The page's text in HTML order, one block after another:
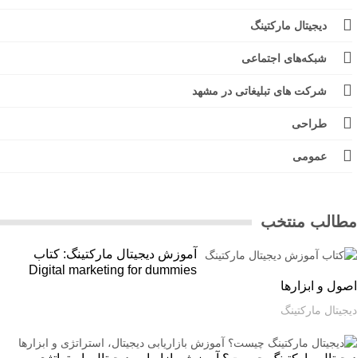
دیجیتال مارکتینگ
شبکه‌های اجتماعی
شرکت های تبلیغاتی در مشهد
طراحی
عمومی
منتخب
آموزش دیجیتال مارکتینگ: کتاب
Digital marketing for dummies
و ابزارها
مارکتینگ